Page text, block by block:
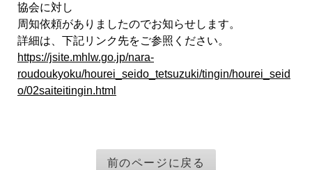
協会に対し
周知依頼がありましたのでお知らせします。
詳細は、下記リンク先をご参照ください。
https://jsite.mhlw.go.jp/nara-
roudoukyoku/hourei_seido_tetsuzuki/tingin/hourei_seid
o/02saiteitingin.html
前のページに戻る